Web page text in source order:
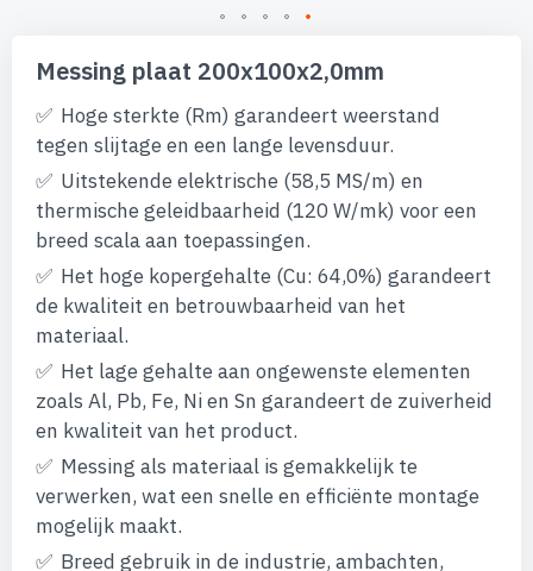
naar
begin
gallerij
Messing plaat 200x100x2,0mm
Hoge sterkte (Rm) garandeert weerstand
tegen slijtage en een lange levensduur.
Uitstekende elektrische (58,5 MS/m) en
thermische geleidbaarheid (120 W/mk) voor een
breed scala aan toepassingen.
Het hoge kopergehalte (Cu: 64,0%) garandeert
de kwaliteit en betrouwbaarheid van het
materiaal.
Het lage gehalte aan ongewenste elementen
zoals Al, Pb, Fe, Ni en Sn garandeert de zuiverheid
en kwaliteit van het product.
Messing als materiaal is gemakkelijk te
verwerken, wat een snelle en efficiënte montage
mogelijk maakt.
Breed gebruik in de industrie, ambachten,